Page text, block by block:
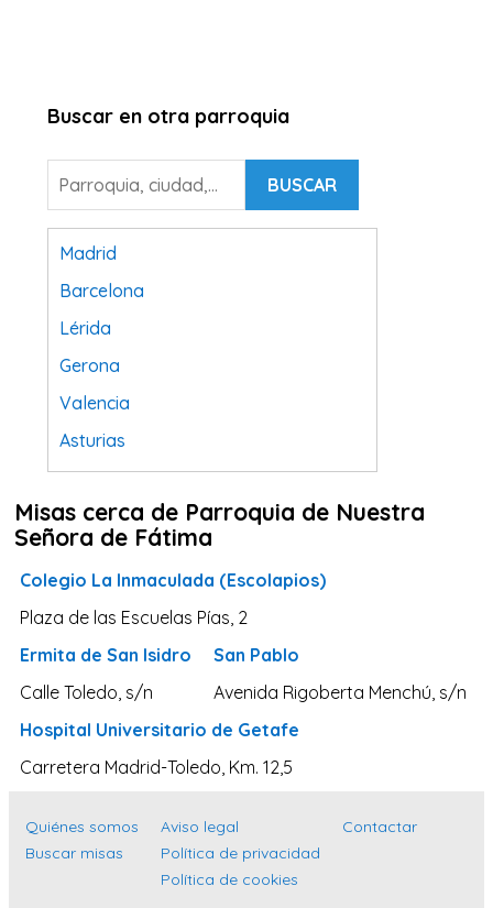
Buscar en otra parroquia
BUSCAR
Madrid
Barcelona
Lérida
Gerona
Valencia
Asturias
Tarragona
Navarra
Valladolid
Sevilla
La Coruña
Santa Cruz de Tenerife
Cantabria
Islas Baleares
Las Palmas
Alicante
Misas cerca de Parroquia de Nuestra
Señora de Fátima
Colegio La Inmaculada (Escolapios)
Plaza de las Escuelas Pías, 2
Ermita de San Isidro
Calle Toledo, s/n
San Pablo
Avenida Rigoberta Menchú, s/n
Hospital Universitario de Getafe
Carretera Madrid-Toledo, Km. 12,5
Quiénes somos
Buscar misas
Aviso legal
Política de privacidad
Política de cookies
Contactar